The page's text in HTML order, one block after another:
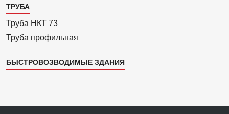
ТРУБА
Труба НКТ 73
Труба профильная
БЫСТРОВОЗВОДИМЫЕ ЗДАНИЯ